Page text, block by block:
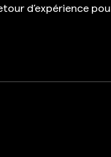
d’expérience